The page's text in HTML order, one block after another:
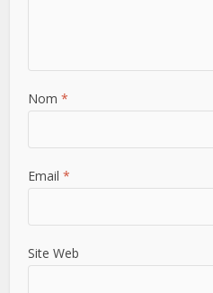
Nom *
Email *
Site Web